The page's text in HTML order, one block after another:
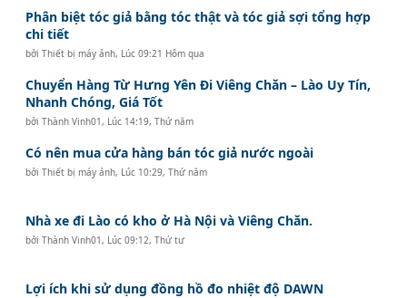
Phân biệt tóc giả bằng tóc thật và tóc giả sợi tổng hợp
chi tiết
bởiThiết bị máy ảnh, Lúc 09:21 Hôm qua
Chuyển Hàng Từ Hưng Yên Đi Viêng Chăn – Lào Uy Tín,
Nhanh Chóng, Giá Tốt
bởiThành Vinh01 , Lúc 14:19, Thứ năm
Có nên mua cửa hàng bán tóc giả nước ngoài
bởiThiết bị máy ảnh, Lúc 10:29, Thứ năm
Nhà xe đi Lào có kho ở Hà Nội và Viêng Chăn.
bởiThành Vinh01 , Lúc 09:12, Thứ tư
Lợi ích khi sử dụng đồng hồ đo nhiệt độ DAWN